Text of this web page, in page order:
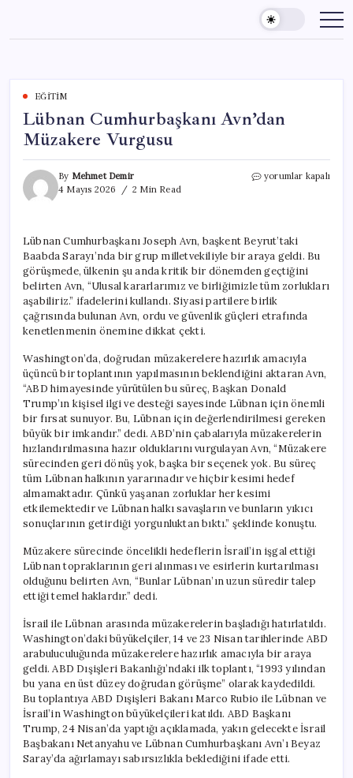
content
EĞITIM
Lübnan Cumhurbaşkanı Avn’dan
Müzakere Vurgusu
By Mehmet Demir
4 Mayıs 2026
2 Min Read
Lübnan
için
yorumlar kapalı
Lübnan Cumhurbaşkanı Joseph Avn, başkent Beyrut’taki
Baabda Sarayı’nda bir grup milletvekiliyle bir araya geldi. Bu
görüşmede, ülkenin şu anda kritik bir dönemden geçtiğini
belirten Avn, “Ulusal kararlarımız ve birliğimizle tüm zorlukları
aşabiliriz.” ifadelerini kullandı. Siyasi partilere birlik
çağrısında bulunan Avn, ordu ve güvenlik güçleri etrafında
kenetlenmenin önemine dikkat çekti.
Washington’da, doğrudan müzakerelere hazırlık amacıyla
üçüncü bir toplantının yapılmasının beklendiğini aktaran Avn,
“ABD himayesinde yürütülen bu süreç, Başkan Donald
Trump’ın kişisel ilgi ve desteği sayesinde Lübnan için önemli
bir fırsat sunuyor. Bu, Lübnan için değerlendirilmesi gereken
büyük bir imkandır.” dedi. ABD’nin çabalarıyla müzakerelerin
hızlandırılmasına hazır olduklarını vurgulayan Avn, “Müzakere
sürecinden geri dönüş yok, başka bir seçenek yok. Bu süreç
tüm Lübnan halkının yararınadır ve hiçbir kesimi hedef
almamaktadır. Çünkü yaşanan zorluklar her kesimi
etkilemektedir ve Lübnan halkı savaşların ve bunların yıkıcı
sonuçlarının getirdiği yorgunluktan bıktı.” şeklinde konuştu.
Müzakere sürecinde öncelikli hedeflerin İsrail’in işgal ettiği
Lübnan topraklarının geri alınması ve esirlerin kurtarılması
olduğunu belirten Avn, “Bunlar Lübnan’ın uzun süredir talep
ettiği temel haklardır.” dedi.
İsrail ile Lübnan arasında müzakerelerin başladığı hatırlatıldı.
Washington’daki büyükelçiler, 14 ve 23 Nisan tarihlerinde ABD
arabuluculuğunda müzakerelere hazırlık amacıyla bir araya
geldi. ABD Dışişleri Bakanlığı’ndaki ilk toplantı, “1993 yılından
bu yana en üst düzey doğrudan görüşme” olarak kaydedildi.
Bu toplantıya ABD Dışişleri Bakanı Marco Rubio ile Lübnan ve
İsrail’in Washington büyükelçileri katıldı. ABD Başkanı
Trump, 24 Nisan’da yaptığı açıklamada, yakın gelecekte İsrail
Başbakanı Netanyahu ve Lübnan Cumhurbaşkanı Avn’ı Beyaz
Saray’da ağırlamayı sabırsızlıkla beklediğini ifade etti.